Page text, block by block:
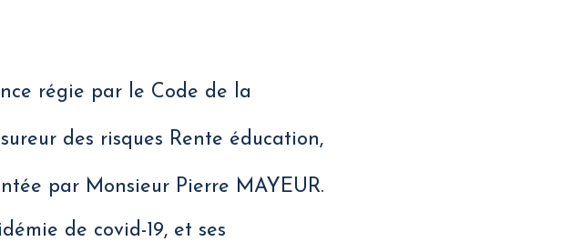
régie par le Code de la
des risques Rente éducation,
par Monsieur Pierre MAYEUR.
de covid-19, et ses